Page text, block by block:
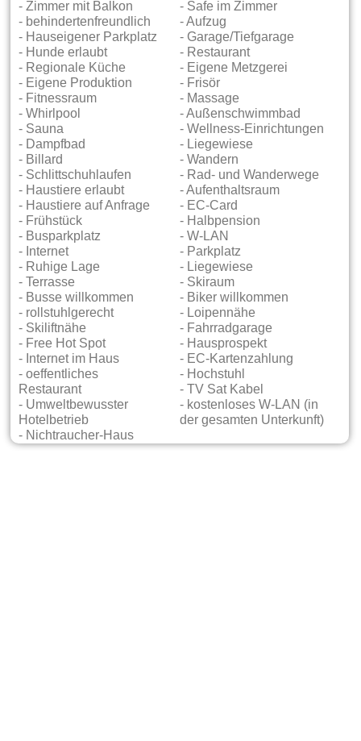
- Zimmer mit Balkon
- Safe im Zimmer
- behindertenfreundlich
- Aufzug
- Hauseigener Parkplatz
- Garage/Tiefgarage
- Hunde erlaubt
- Restaurant
- Regionale Küche
- Eigene Metzgerei
- Eigene Produktion
- Frisör
- Fitnessraum
- Massage
- Whirlpool
- Außenschwimmbad
- Sauna
- Wellness-Einrichtungen
- Dampfbad
- Liegewiese
- Billard
- Wandern
- Schlittschuhlaufen
- Rad- und Wanderwege
- Haustiere erlaubt
- Aufenthaltsraum
- Haustiere auf Anfrage
- EC-Card
- Frühstück
- Halbpension
- Busparkplatz
- W-LAN
- Internet
- Parkplatz
- Ruhige Lage
- Liegewiese
- Terrasse
- Skiraum
- Busse willkommen
- Biker willkommen
- rollstuhlgerecht
- Loipennähe
- Skiliftnähe
- Fahrradgarage
- Free Hot Spot
- Hausprospekt
- Internet im Haus
- EC-Kartenzahlung
- oeffentliches
Restaurant
- Hochstuhl
- TV Sat Kabel
- Umweltbewusster
Hotelbetrieb
- kostenloses W-LAN (in
der gesamten Unterkunft)
- Nichtraucher-Haus